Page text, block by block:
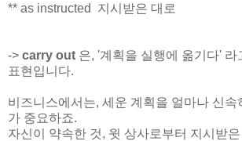
** as instructed 지시받은 대로
-> carry out 은, '계획을 실행에 옮기다' 라
표현입니다.
비즈니스에서는, 세운 계획을 얼마나 신
가 중요하죠.
자신이 약속한 것, 윗 상사로부터 지시받